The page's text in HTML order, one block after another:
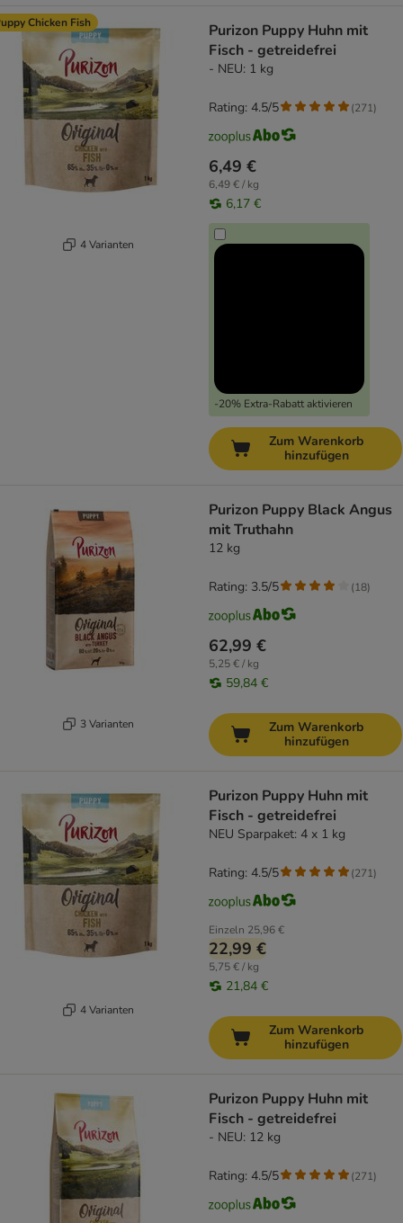
Chicken Fish
4 Varianten
Purizon Puppy Huhn mit
Fisch - getreidefrei
- NEU: 1 kg
6,49 €
6,49 € / kg
6,17 €
-20% Extra-Rabatt aktivieren
Rating: 4.5/5 (271)
Zum Warenkorb
hinzufügen
3 Varianten
Purizon Puppy Black Angus
mit Truthahn
12 kg
62,99 €
5,25 € / kg
59,84 €
Rating: 3.5/5 (18)
Zum Warenkorb
hinzufügen
4 Varianten
Purizon Puppy Huhn mit
Fisch - getreidefrei
NEU Sparpaket: 4 x 1 kg
Einzeln 25,96 €
22,99 €
5,75 € / kg
21,84 €
Rating: 4.5/5 (271)
Zum Warenkorb
hinzufügen
Purizon Puppy Huhn mit
Fisch - getreidefrei
- NEU: 12 kg
Rating: 4.5/5 (271)